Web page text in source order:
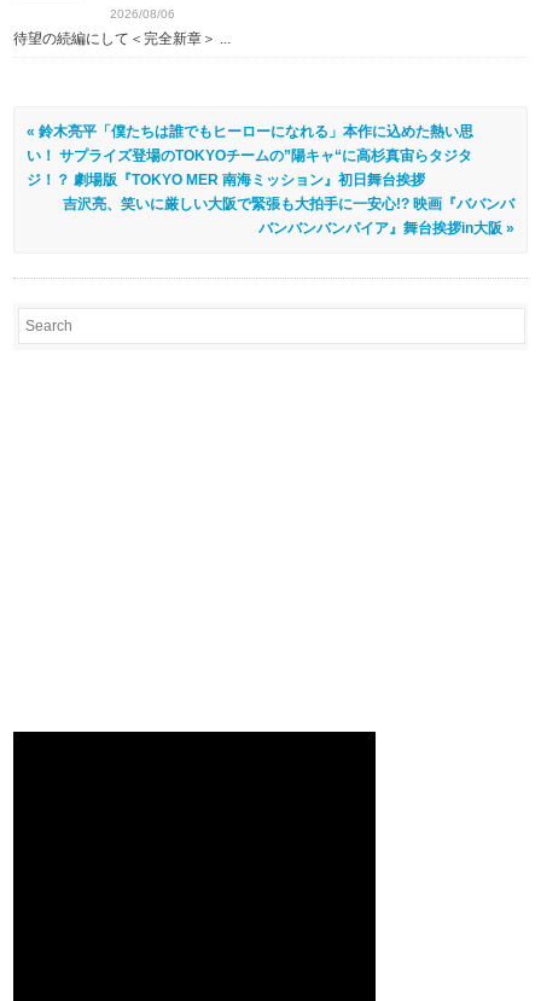
2026/08/06
待望の続編にして＜完全新章＞ ...
« 鈴木亮平「僕たちは誰でもヒーローになれる」本作に込めた熱い思
い！ サプライズ登場のTOKYOチームの”陽キャ“に高杉真宙らタジタ
ジ！？ 劇場版『TOKYO MER 南海ミッション』初日舞台挨拶
吉沢亮、笑いに厳しい大阪で緊張も大拍手に一安心!? 映画『ババンバ
バンバンバンパイア』舞台挨拶in大阪 »